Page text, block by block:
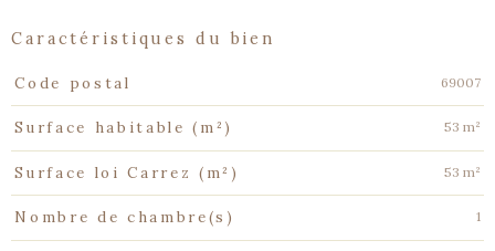
caractéristiques du bien
Caractéristiques Valeurs
Code postal 69007
Surface habitable (m²) 53 m²
Surface loi Carrez (m²) 53 m²
Nombre de chambre(s) 1